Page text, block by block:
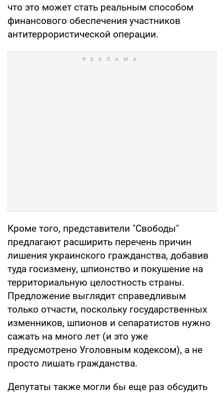
что это может стать реальным способом
финансового обеспечения участников
антитеррористической операции.
Кроме того, представители "Свободы"
предлагают расширить перечень причин
лишения украинского гражданства, добавив
туда госизмену, шпионство и покушение на
территориальную целостность страны.
Предложение выглядит справедливым
только отчасти, поскольку государственных
изменников, шпионов и сепаратистов нужно
сажать на много лет (и это уже
предусмотрено Уголовным кодексом), а не
просто лишать гражданства.
Депутаты также могли бы еще раз обсудить